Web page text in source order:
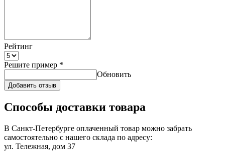
Рейтинг
Решите пример *
Обновить
Добавить отзыв
Способы доставки товара
В Санкт-Петербурге оплаченный товар можно забрать
самостоятельно с нашего склада по адресу:
ул. Тележная, дом 37